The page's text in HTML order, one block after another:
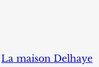
La maison Delhaye